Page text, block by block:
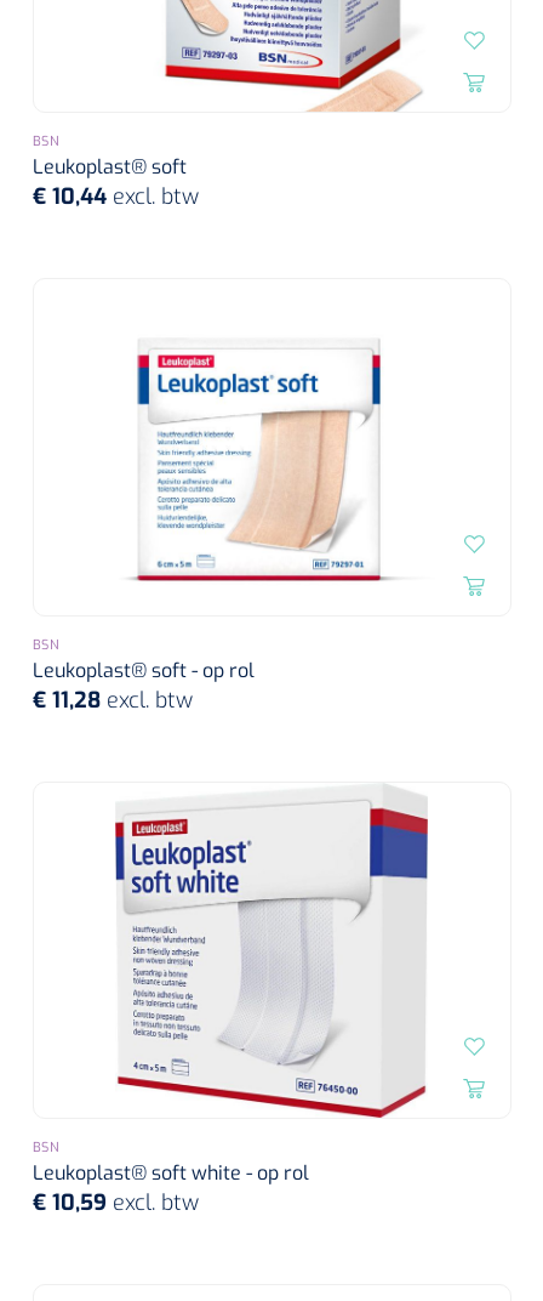
Watten
Wondreinigers
BSN
Leukoplast® soft
€ 10,44 excl. btw
BSN
Leukoplast® soft - op rol
€ 11,28 excl. btw
BSN
Leukoplast® soft white - op rol
€ 10,59 excl. btw